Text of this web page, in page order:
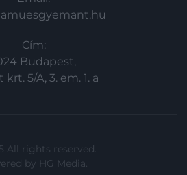
Cím:
Budapest,
krt. 5/A, 3. em. 1. a
All rights reserved.
by HG Media.